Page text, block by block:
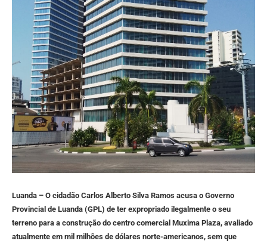
Luanda – O cidadão Carlos Alberto Silva Ramos acusa o Governo
Provincial de Luanda (GPL) de ter expropriado ilegalmente o seu
terreno para a construção do centro comercial Muxima Plaza, avaliado
atualmente em mil milhões de dólares norte-americanos, sem que